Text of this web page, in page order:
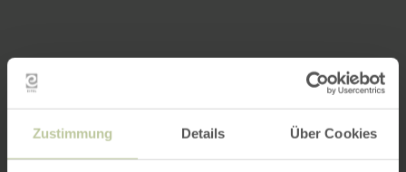
Zustimmung Details Über Cookies